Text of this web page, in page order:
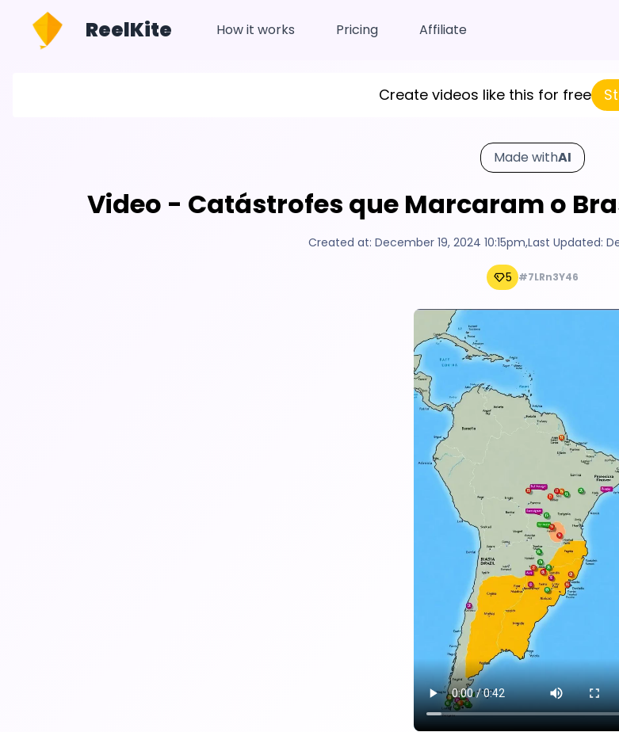
ReelKite How it works Pricing Affiliate
Create videos like this for free
Made withAI
Video - Catástrofes que Marcaram o
Created at: December 19, 2024 10:15pm,Last Updated:
5 #7LRn3Y46